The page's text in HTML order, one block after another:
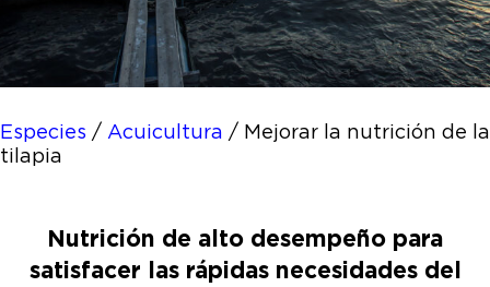
Especies / Acuicultura / Mejorar la nutrición de la
tilapia
Nutrición de alto desempeño para
satisfacer las rápidas necesidades del